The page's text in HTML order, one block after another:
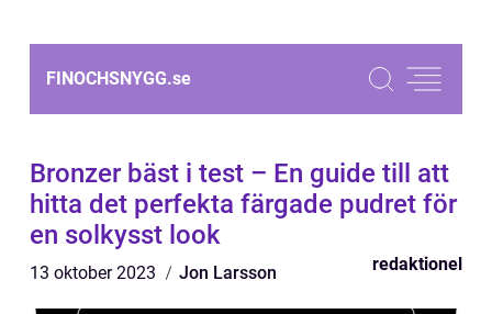
FINOCHSNYGG.se
Bronzer bäst i test – En guide till att
hitta det perfekta färgade pudret för
en solkysst look
13 oktober 2023 Jon Larsson redaktionel